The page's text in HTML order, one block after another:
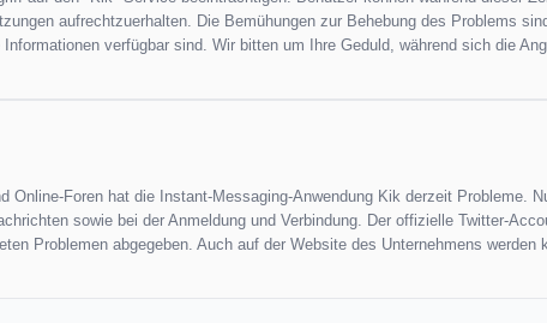
aufrechtzuerhalten. Die Bemühungen zur Behebung des Problems
verfügbar sind. Wir bitten um Ihre Geduld, während sich die
Online-Foren hat die Instant-Messaging-Anwendung Kik derzeit Probleme.
sowie bei der Anmeldung und Verbindung. Der offizielle Twitter-
Problemen abgegeben. Auch auf der Website des Unternehmens werden